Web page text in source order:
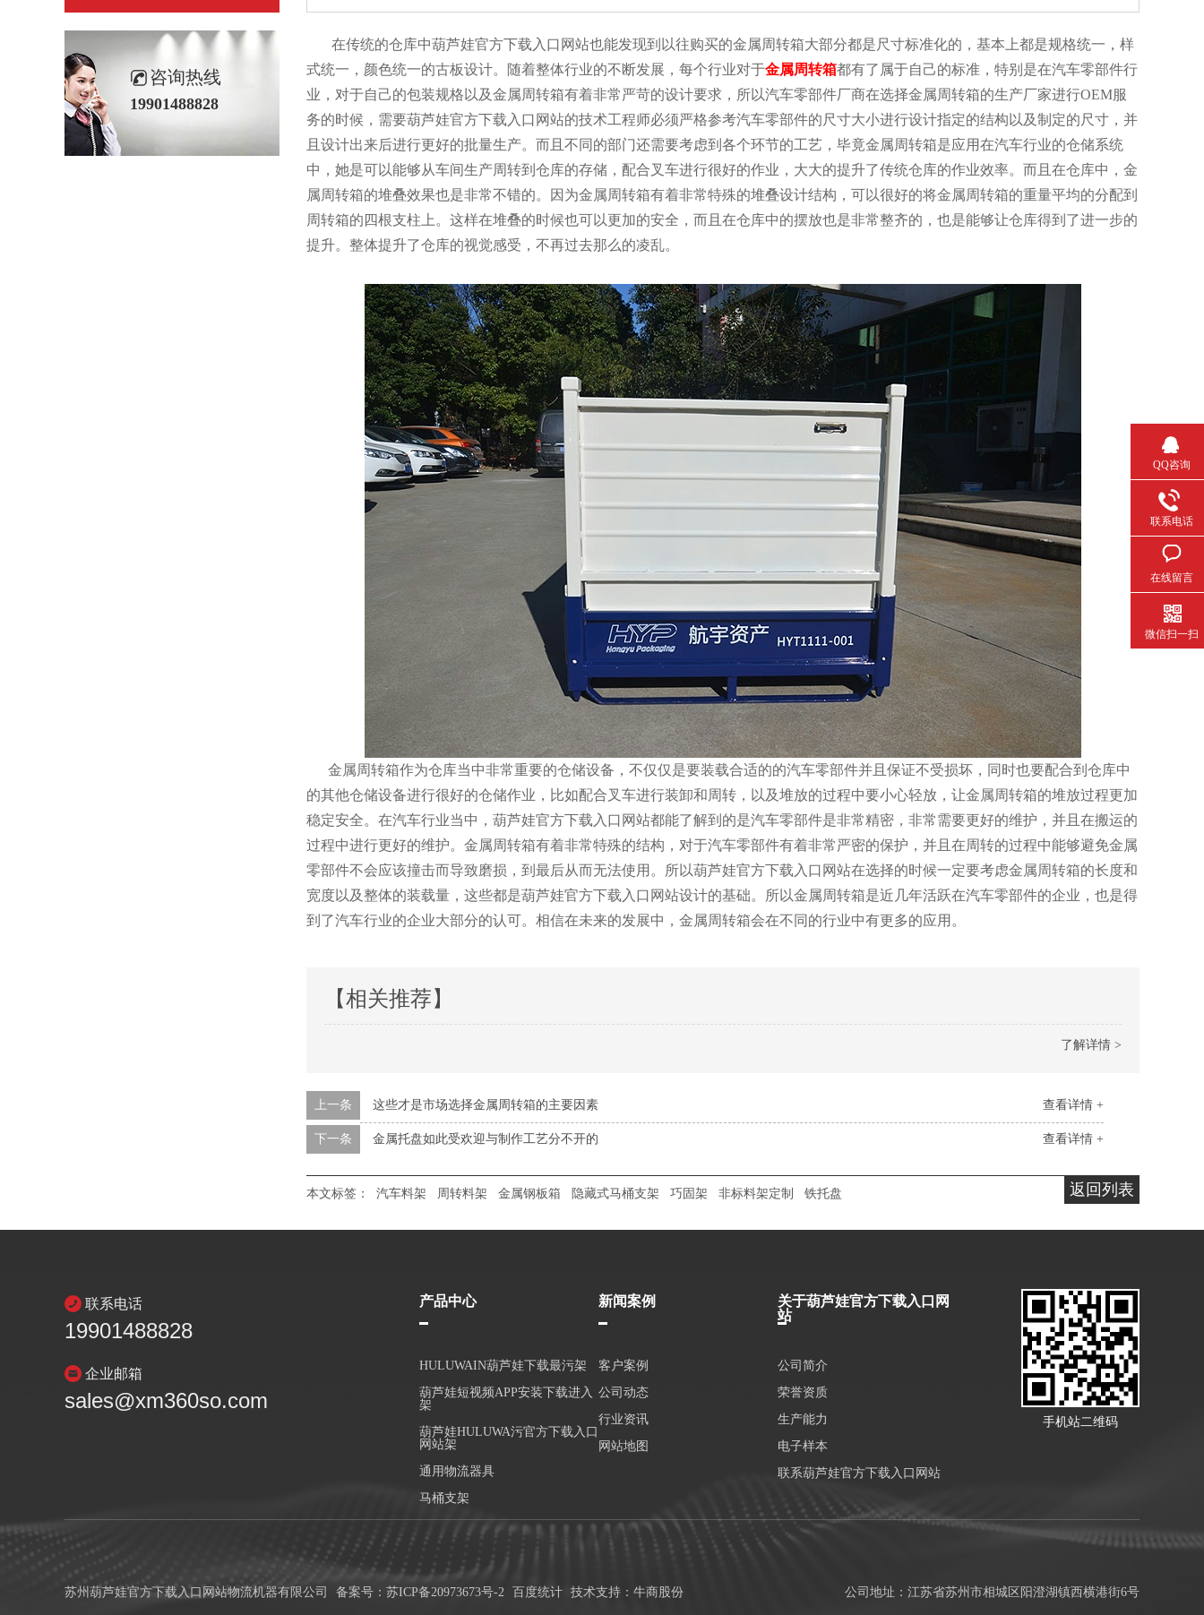
在传统的仓库中葫芦娃官方下载入口网站也能发现到以往购买的金属周转箱大部分都是尺寸标准化的，基本上都是规格统一，样
式统一，颜色统一的古板设计。随着整体行业的不断发展，每个行业对于金属周转箱都有了属于自己的标准，特别是在汽车零部件行
业，对于自己的包装规格以及金属周转箱有着非常严苛的设计要求，所以汽车零部件厂商在选择金属周转箱的生产厂家进行OEM服
务的时候，需要葫芦娃官方下载入口网站的技术工程师必须严格参考汽车零部件的尺寸大小进行设计指定的结构以及制定的尺寸，并
且设计出来后进行更好的批量生产。而且不同的部门还需要考虑到各个环节的工艺，毕竟金属周转箱是应用在汽车行业的仓储系统
中，她是可以能够从车间生产周转到仓库的存储，配合叉车进行很好的作业，大大的提升了传统仓库的作业效率。而且在仓库中，金
属周转箱的堆叠效果也是非常不错的。因为金属周转箱有着非常特殊的堆叠设计结构，可以很好的将金属周转箱的重量平均的分配到
周转箱的四根支柱上。这样在堆叠的时候也可以更加的安全，而且在仓库中的摆放也是非常整齐的，也是能够让仓库得到了进一步的
提升。整体提升了仓库的视觉感受，不再过去那么的凌乱。
金属周转箱作为仓库当中非常重要的仓储设备，不仅仅是要装载合适的的汽车零部件并且保证不受损坏，同时也要配合到仓库中
的其他仓储设备进行很好的仓储作业，比如配合叉车进行装卸和周转，以及堆放的过程中要小心轻放，让金属周转箱的堆放过程更加
稳定安全。在汽车行业当中，葫芦娃官方下载入口网站都能了解到的是汽车零部件是非常精密，非常需要更好的维护，并且在搬运的
过程中进行更好的维护。金属周转箱有着非常特殊的结构，对于汽车零部件有着非常严密的保护，并且在周转的过程中能够避免金属
零部件不会应该撞击而导致磨损，到最后从而无法使用。所以葫芦娃官方下载入口网站在选择的时候一定要考虑金属周转箱的长度和
宽度以及整体的装载量，这些都是葫芦娃官方下载入口网站设计的基础。所以金属周转箱是近几年活跃在汽车零部件的企业，也是得
到了汽车行业的企业大部分的认可。相信在未来的发展中，金属周转箱会在不同的行业中有更多的应用。
【相关推荐】
了解详情 >
查看详情 +
上一条 这些才是市场选择金属周转箱的主要因素
查看详情 +
下一条 金属托盘如此受欢迎与制作工艺分不开的
返回列表
本文标签： 汽车料架 周转料架 金属钢板箱 隐藏式马桶支架 巧固架 非标料架定制 铁托盘
咨询热线
19901488828
联系电话
19901488828
企业邮箱
sales@xm360so.com
产品中心
HULUWAIN葫芦娃下载最污架
葫芦娃短视频APP安装下载进入
架
葫芦娃HULUWA污官方下载入口
网站架
通用物流器具
马桶支架
新闻案例
客户案例
公司动态
行业资讯
网站地图
关于葫芦娃官方下载入口网
站
公司简介
荣誉资质
生产能力
电子样本
联系葫芦娃官方下载入口网站
手机站二维码
公司地址：江苏省苏州市相城区阳澄湖镇西横港街6号
苏州葫芦娃官方下载入口网站物流机器有限公司 备案号： 苏ICP备20973673号-2 百度统计 技术支持：牛商股份
QQ咨询
联系电话
在线留言
微信扫一扫